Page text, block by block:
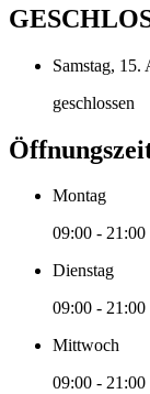
Samstag, 15.
geschlossen
Montag
09:00 - 21:00
Dienstag
09:00 - 21:00
Mittwoch
09:00 - 21:00